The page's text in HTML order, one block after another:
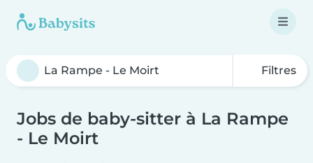
Filtres
Jobs de baby-sitter à La Rampe
- Le Moirt